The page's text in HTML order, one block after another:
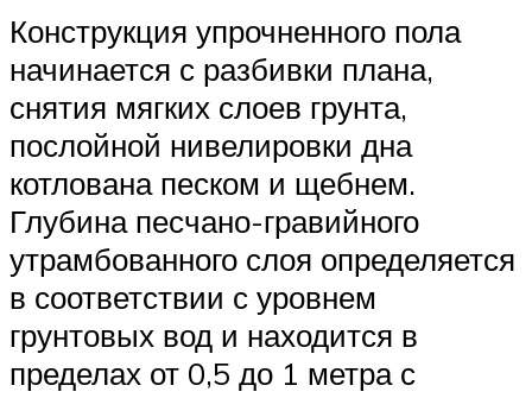
Конструкция упрочненного пола
начинается с разбивки плана,
снятия мягких слоев грунта,
послойной нивелировки дна
котлована песком и щебнем.
Глубина песчано-гравийного
утрамбованного слоя определяется
в соответствии с уровнем
грунтовых вод и находится в
пределах от 0,5 до 1 метра с